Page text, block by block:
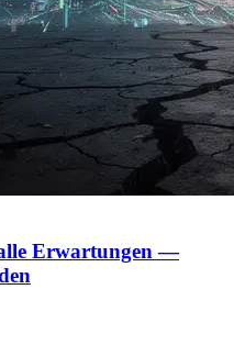
Erwartungen —